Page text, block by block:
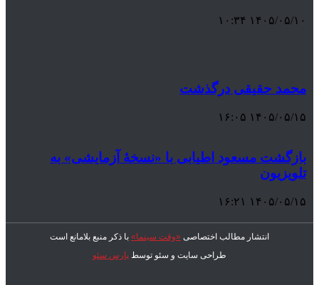
۱۴۰۵/۰۵/۱۰ ۱۰:۳۴
محمد حقیقی درگذشت
۱۴۰۵/۰۵/۱۵ ۱۶:۰۵
بازگشت مسعود اطیابی با «نسخهٔ آزمایشی» به
تلویزیون
۱۴۰۵/۰۵/۱۵ ۱۶:۲۱
انتشار مطالب اختصاصی «وقت سینما» با ذکر منبع بلامانع است
طراحی سایت و سئو توسط پارس سئو